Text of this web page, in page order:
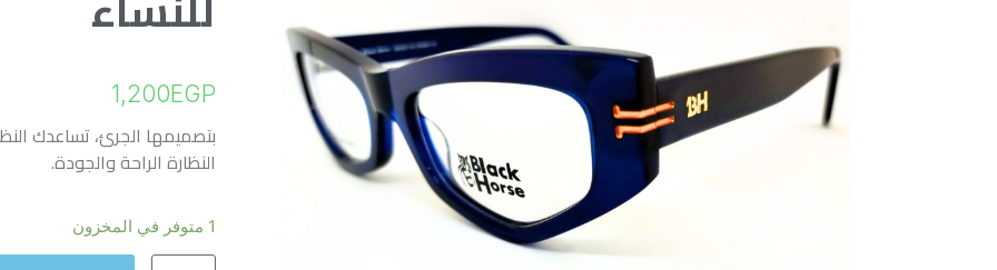
1,200EGP
بتصميمها الجرئ، تساعدك
النظارة الراحة والجودة.
1 متوفر في المخزون